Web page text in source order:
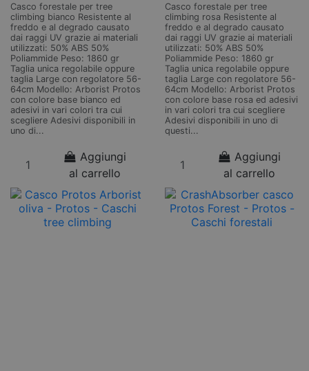
Casco forestale per tree
climbing bianco Resistente al
freddo e al degrado causato
dai raggi UV grazie ai materiali
utilizzati: 50% ABS 50%
Poliammide Peso: 1860 gr
Taglia unica regolabile oppure
taglia Large con regolatore 56-
64cm Modello: Arborist Protos
con colore base bianco ed
adesivi in vari colori tra cui
scegliere Adesivi disponibili in
uno di...
Aggiungi
al carrello
Casco forestale per tree
climbing rosa Resistente al
freddo e al degrado causato
dai raggi UV grazie ai materiali
utilizzati: 50% ABS 50%
Poliammide Peso: 1860 gr
Taglia unica regolabile oppure
taglia Large con regolatore 56-
64cm Modello: Arborist Protos
con colore base rosa ed adesivi
in vari colori tra cui scegliere
Adesivi disponibili in uno di
questi...
Aggiungi
al carrello